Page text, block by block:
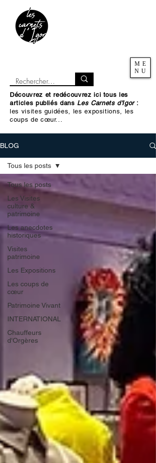
ME
NU
Découvrez et redécouvrez ici tous les
articles publiés dans Les Carnets d'Igor :
les visites guidées, les expositions, les
coups de cœur...
BLOG
Tous les posts
Les Visites
culture &
patrimoine
Les anecdotes
historiques
Visites
patrimoine
Les Expositions
Les coups de
cœur
Patrimoine Vivant
INTERNATIONAL
Chauffeurs
d'Orgères
Tous les posts